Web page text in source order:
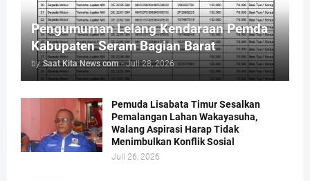
Pengumuman Lelang Kendaraan Pemda
Kabupaten Seram Bagian Barat
by Saat Kita News com - Juli 28, 2026
Pemuda Lisabata Timur Sesalkan
Pemalangan Lahan Wakayasuha,
Walang Aspirasi Harap Tidak
Menimbulkan Konflik Sosial
Juli 26, 2026